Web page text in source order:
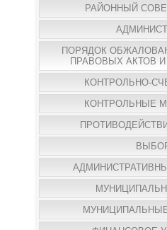
РАЙОННЫЙ
ПОРЯДОК
ПРАВОВЫХ АКТОВ
КОНТРОЛЬНО-
КОНТРОЛЬНЫЕ